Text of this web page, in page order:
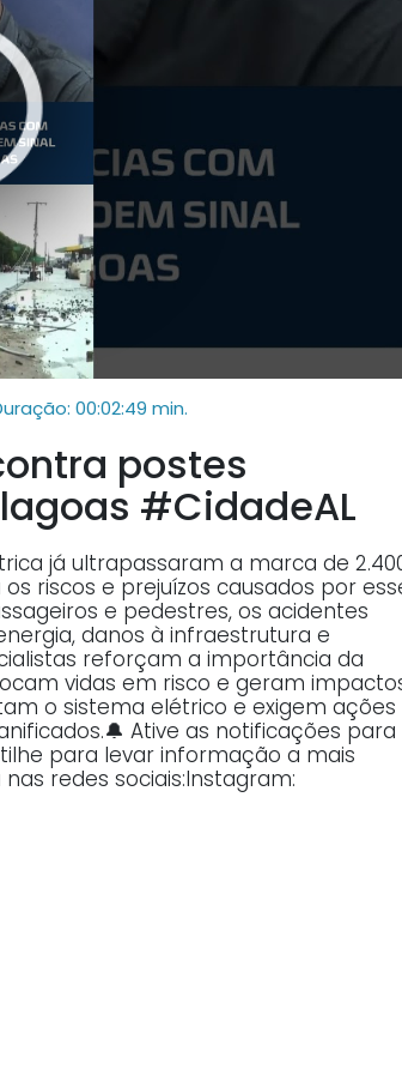
00:02:49 min.
postes
#CidadeAL
já ultrapassaram a marca de
riscos e prejuízos causados por
e pedestres, os acidentes
danos à infraestrutura e
reforçam a importância da
vidas em risco e geram
o sistema elétrico e exigem ações
Ative as notificações para
para levar informação a mais
redes sociais:Instagram: